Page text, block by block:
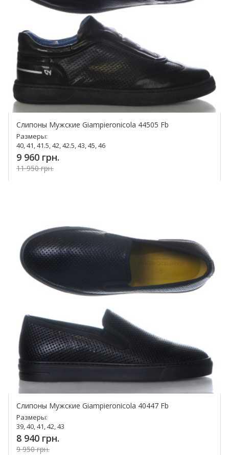
Слипоны Мужские Giampieronicola 44505 Fb
Размеры:
40, 41, 41.5, 42, 42.5, 43, 45, 46
9 960 грн.
11 950 грн.
Слипоны Мужские Giampieronicola 40447 Fb
Размеры:
39, 40, 41, 42, 43
8 940 грн.
9 950 грн.